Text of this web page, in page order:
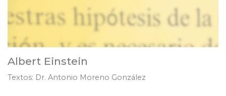
Albert Einstein
Textos: Dr. Antonio Moreno González